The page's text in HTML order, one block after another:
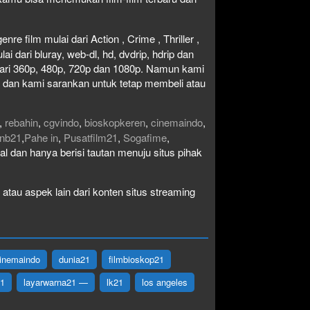
film mulai dari Action , Crime , Thriller ,
dari bluray, web-dl, hd, dvdrip, hdrip dan
360p, 480p, 720p dan 1080p. Namun kami
kami sarankan untuk tetap membeli atau
, rebahin, cgvindo, bioskopkeren, cinemaindo,
nb21,Pahe in, Pusatfilm21, Sogafime,
dan hanya berisi tautan menuju situs pihak
aspek lain dari konten situs streaming
dunia21
filmbioskop21
layarwarna21 — lk21 los angeles